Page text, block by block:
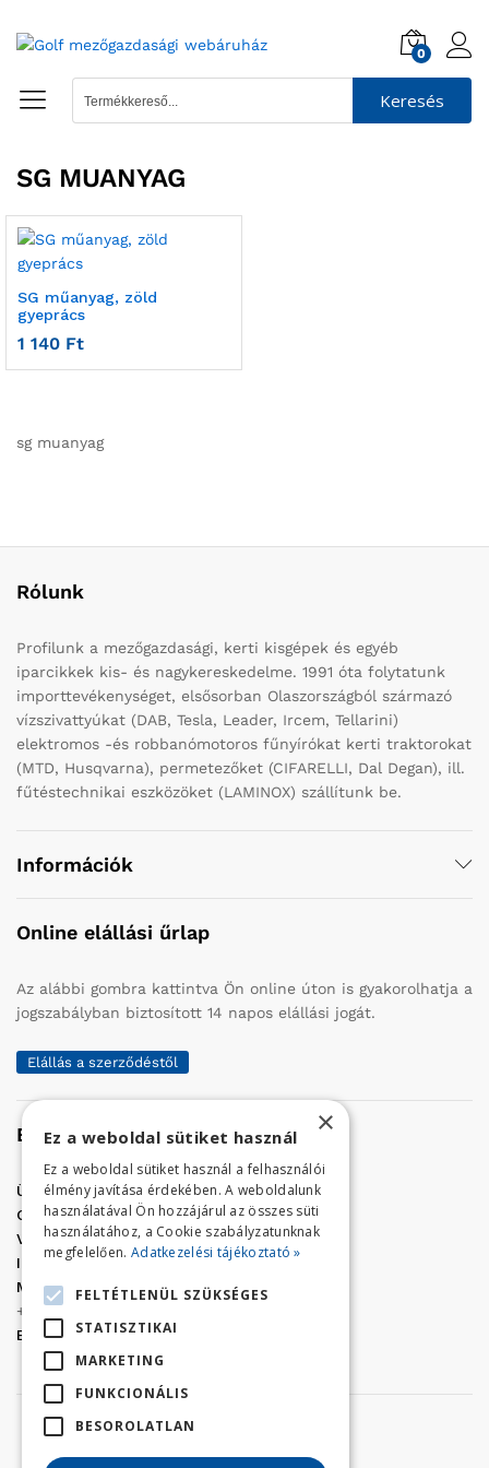
0
Keresés
SG MUANYAG
SG műanyag, zöld
gyeprács
1 140 Ft
sg muanyag
Rólunk
Profilunk a mezőgazdasági, kerti kisgépek és egyéb
iparcikkek kis- és nagykereskedelme. 1991 óta folytatunk
importtevékenységet, elsősorban Olaszországból származó
vízszivattyúkat (DAB, Tesla, Leader, Ircem, Tellarini)
elektromos -és robbanómotoros fűnyírókat kerti traktorokat
(MTD, Husqvarna), permetezőket (CIFARELLI, Dal Degan), ill.
fűtéstechnikai eszközöket (LAMINOX) szállítunk be.
Információk
Online elállási űrlap
Az alábbi gombra kattintva Ön online úton is gyakorolhatja a
jogszabályban biztosított 14 napos elállási jogát.
Elállás a szerződéstől
Elérhetőség
Üzletünk címe:Szolnok, Vércse út 17.
Golf Center Áruház:06 (56) 423-324
VÁR-Kert Áruház: 06 (56) 429-771
Iroda:06 (56) 421-857
Megrendelés, termék információ:
+36 (70) 938-3356
E-mail:
golfaruhaz@gmail.com
×
Ez a weboldal sütiket használ
Ez a weboldal sütiket használ a felhasználói
élmény javítása érdekében. A weboldalunk
használatával Ön hozzájárul az összes süti
használatához, a Cookie szabályzatunknak
megfelelően. Adatkezelési tájékoztató »
FELTÉTLENÜL SZÜKSÉGES
STATISZTIKAI
MARKETING
FUNKCIONÁLIS
BESOROLATLAN